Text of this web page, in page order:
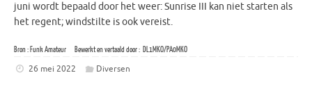
juni wordt bepaald door het weer: Sunrise III kan niet starten als
het regent; windstilte is ook vereist.
Bron : Funk Amateur Bewerkt en vertaald door : DL1MKO/PA0MKO
26 mei 2022 Diversen